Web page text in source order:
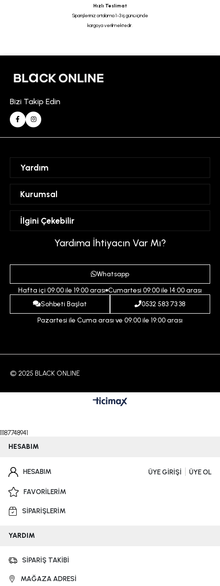
Hızlı Teslimat
Siparişleriniz ortalama 1-3 iş günü içinde
kargoya verilmektedir.
Bizi Takip Edin
Yardım
Hesabım
Favorilerim
Kurumsal
Mesafeli Satış Sözleşmesi
Üyelik Sözleşmesi
Gizlilik ve Güvenlik Politikası
Ödeme ve Teslimat Koşulları
İptal ve İade Koşulları
İlgini Çekebilir
İndirim
Yardıma İhtiyacın Var Mı?
Whatsapp
Hafta içi 09:00 ile 19:00 arası Cumartesi 09:00 ile 14:00 arası
Sohbeti Başlat
0532 583 73 38
Pazartesi ile Cuma arası ve 09:00 ile 19:00 arası
© 2025 BLACK ONLINE
11187748941
HESABIM
HESABIM ÜYE GİRİŞİ ÜYE OL
FAVORİLERİM
SİPARİŞLERİM
YARDIM
SİPARİŞ TAKİBİ
MAĞAZA ADRESİ